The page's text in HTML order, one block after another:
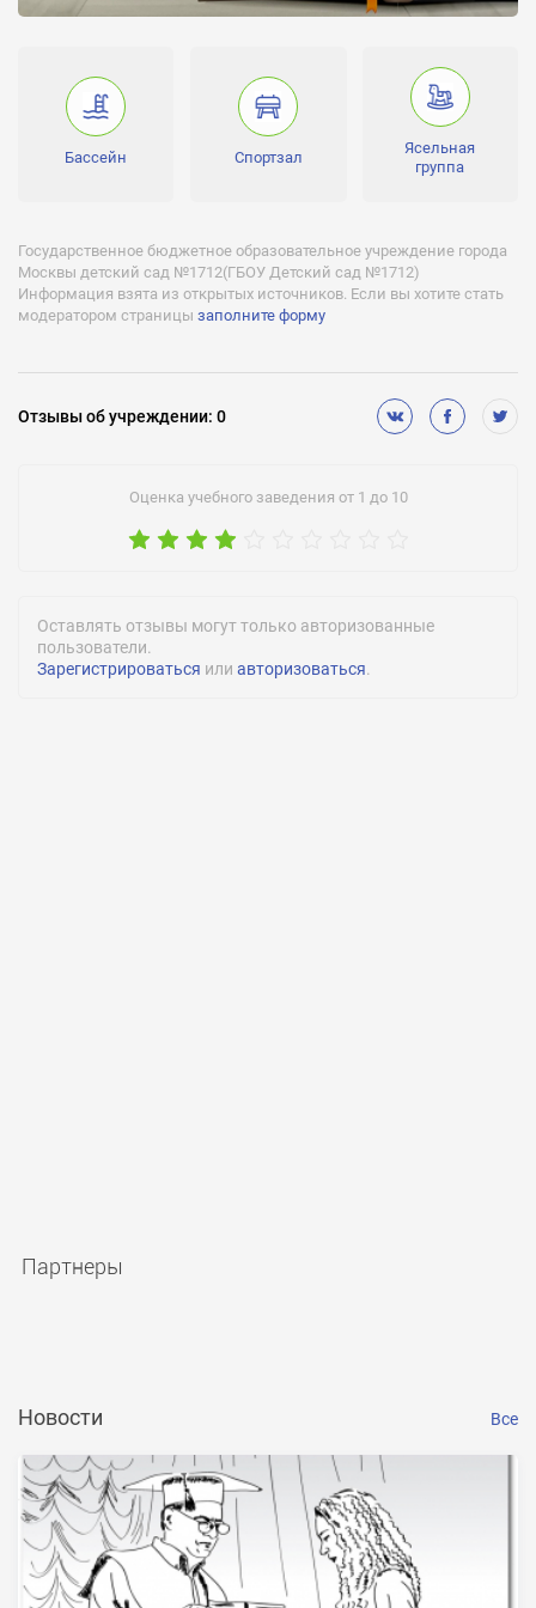
Лицензии:
№030638 серия 77 №003703 действует с 5.03.2012 бессрочно
Аккредитации:
Бассейн Спортзал
Ясельная
группа
Государственное бюджетное образовательное учреждение города
Москвы детский сад №1712(ГБОУ Детский сад №1712)
Информация взята из открытых источников. Если вы хотите стать
модератором страницы заполните форму
Отзывыоб учреждении: 0
Оценка учебного заведения от 1 до 10
Оставлять отзывы могут только авторизованные
пользователи.
Зарегистрироваться или авторизоваться.
Партнеры